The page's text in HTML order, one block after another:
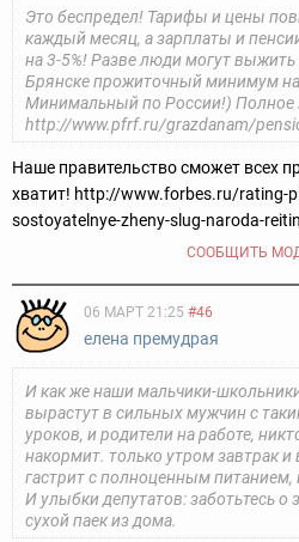
Это беспредел! Тарифы и цены
каждый месяц, а зарплаты и
на 3-5%! Разве люди могут выжить
Брянске прожиточный минимум
Минимальный по России!) Полное
http://www.pfrf.ru/grazdanam/
Наше правительство сможет всех
хватит! http://www.forbes.ru/rating-
sostoyatelnye-zheny-slug-naroda-
СООБЩИТЬ
06 МАРТ 21:25 #46
елена премудрая
И как же наши мальчики-
вырастут в сильных мужчин с
уроков, и родители на работе,
накормит. только утром завтрак
гастрит с полноценным
И улыбки депутатов: заботьтесь о
сухой паек из дома.